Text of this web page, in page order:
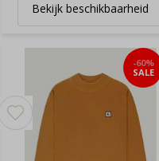
Bekijk beschikbaarheid
-60%
SALE